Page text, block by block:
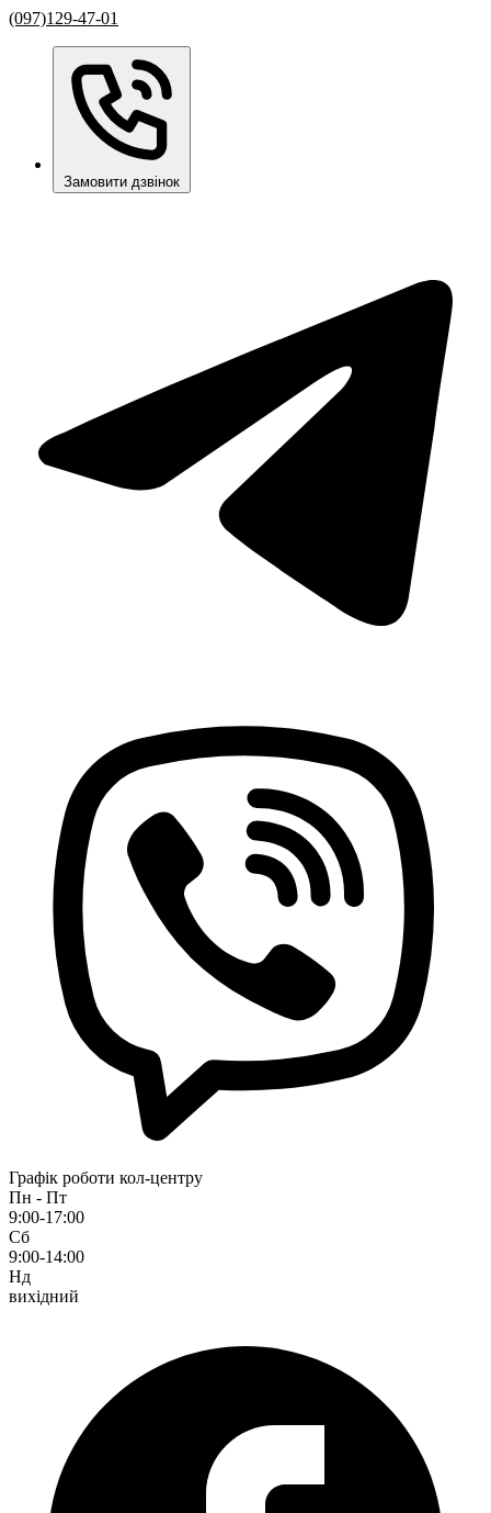
(097)129-47-01
Замовити дзвінок
Графік роботи кол-центру
Пн - Пт
9:00-17:00
Сб
9:00-14:00
Нд
вихідний